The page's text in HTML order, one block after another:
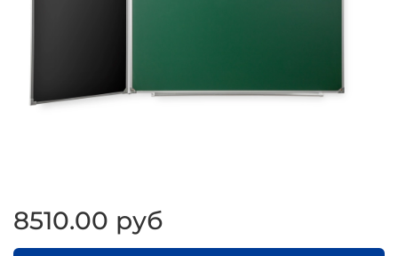
8510.00 руб